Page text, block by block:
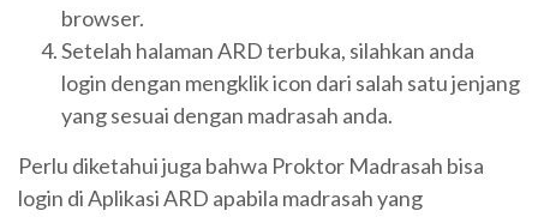
browser.
Setelah halaman ARD terbuka, silahkan anda
login dengan mengklik icon dari salah satu jenjang
yang sesuai dengan madrasah anda.
Perlu diketahui juga bahwa Proktor Madrasah bisa
login di Aplikasi ARD apabila madrasah yang